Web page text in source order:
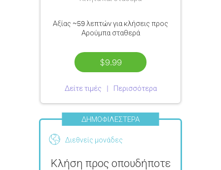
Αξίας ~59 λεπτώνγια κλήσεις προς
Αρούμπα σταθερά
$9.99
Δείτε τιμές Περισσότερα
ΔΗΜΟΦΙΛΈΣΤΕΡΑ
Διεθνείς μονάδες
Κλήση προς οπουδήποτε